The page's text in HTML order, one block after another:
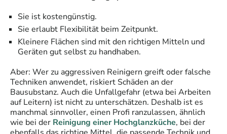
Sie ist kostengünstig.
Sie erlaubt Flexibilität beim Zeitpunkt.
Kleinere Flächen sind mit den richtigen Mitteln und
Geräten gut selbst zu handhaben.
Aber: Wer zu aggressiven Reinigern greift oder falsche
Techniken anwendet, riskiert Schäden an der
Bausubstanz. Auch die Unfallgefahr (etwa bei Arbeiten
auf Leitern) ist nicht zu unterschätzen. Deshalb ist es
manchmal sinnvoller, einen Profi ran­zulas­sen, ähnlich
wie bei der Reinigung einer Hochglanzküche, bei der